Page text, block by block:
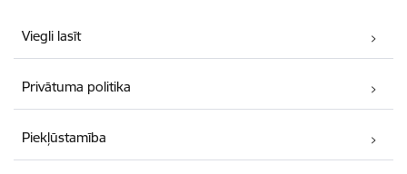
Viegli lasīt
Privātuma politika
Piekļūstamība